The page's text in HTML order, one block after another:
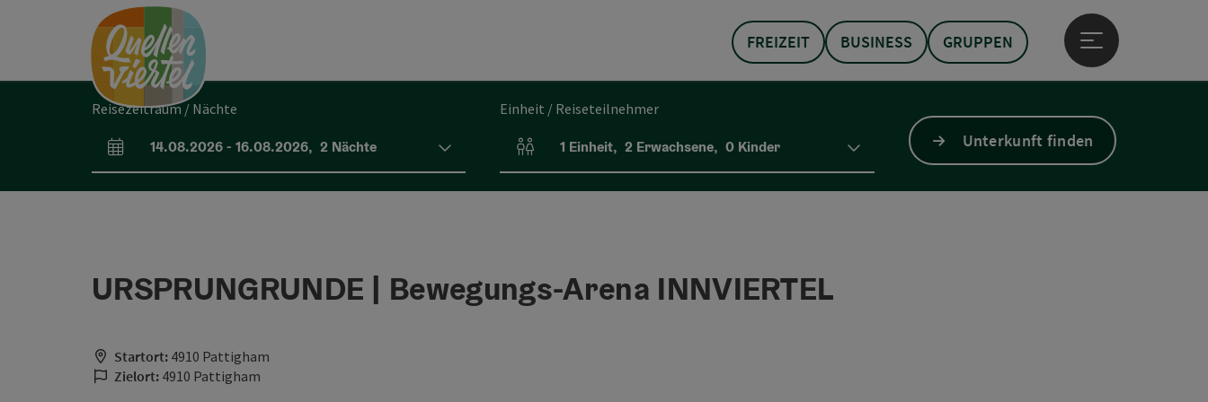
Zum InhaltAccesskey
[0]
Zur NavigationAccesskey
Zum Seitenanfang Accesskey
FREIZEIT BUSINESS GRUPPEN
Hauptmenü öffnen
Reisezeitraum / Nächte
An- und Abreisefelder
14.08.2026- 16.08.2026, 2 Nächte
Einheit / Reiseteilnehmer
Einheitenanzahl und Personenfelder
1 Einheit, 2 Erwachsene, 0 Kinder Unterkunft finden
URSPRUNGRUNDE | Bewegungs-Arena INNVIERTEL
Startort: 4910 Pattigham
Zielort: 4910 Pattigham